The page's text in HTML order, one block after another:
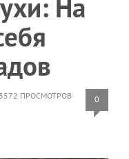
На
ПРОСМОТРОВ 0